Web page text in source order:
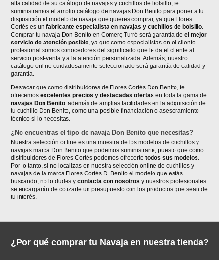
alta calidad de su catálogo de navajas y cuchillos de bolsillo, te
suministramos el amplio catálogo de navajas Don Benito para poner a tu
disposición el modelo de navaja que quieres comprar, ya que Flores
Cortés es unfabricante especialista en navajas y cuchillos de bolsillo.
Comprar tu navaja Don Benito en Comerç Turró será garantía deel mejor
servicio de atención posible, ya que como especialistas en el cliente
profesional somos conocedores del significado que le da el cliente al
servicio post-venta y a la atención personalizada. Además, nuestro
catálogo online cuidadosamente seleccionado será garantía de calidad y
garantía.
Destacar que como distribuidores de Flores Cortés Don Benito, te
ofrecemosexcelentes precios y destacadas ofertas en toda la gama de
navajas Don Benito; además de amplias facilidades en la adquisición de
tu cuchillo Don Benito, como una posible financiación o asesoramiento
técnico si lo necesitas.
¿No encuentras el tipo de navaja Don Benito que necesitas?
Nuestra selección online es una muestra de los modelos de cuchillos y
navajas marca Don Benito que podemos suministrarte, puesto que como
distribuidores de Flores Cortés podemos ofrecertetodos sus modelos.
Por lo tanto, si no localizas en nuestra selección online de cuchillos y
navajas de la marca Flores Cortés D. Benito el modelo que estás
buscando, no lo dudes ycontacta con nosotros y nuestros profesionales
se encargarán de cotizarte un presupuesto con los productos que sean de
tu interés.
¿Por qué comprar tu Navaja en nuestra tienda?